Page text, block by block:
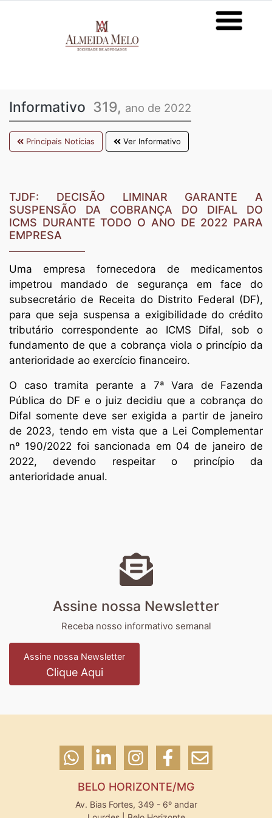
Informativo 319, ano de 2022
Principais Notícias Ver Informativo
TJDF: DECISÃO LIMINAR GARANTE A
SUSPENSÃO DA COBRANÇA DO DIFAL DO
ICMS DURANTE TODO O ANO DE 2022 PARA
EMPRESA
Uma empresa fornecedora de medicamentos
impetrou mandado de segurança em face do
subsecretário de Receita do Distrito Federal (DF),
para que seja suspensa a exigibilidade do crédito
tributário correspondente ao ICMS Difal, sob o
fundamento de que a cobrança viola o princípio da
anterioridade ao exercício financeiro.
O caso tramita perante a 7ª Vara de Fazenda
Pública do DF e o juiz decidiu que a cobrança do
Difal somente deve ser exigida a partir de janeiro
de 2023, tendo em vista que a Lei Complementar
nº 190/2022 foi sancionada em 04 de janeiro de
2022, devendo respeitar o princípio da
anterioridade anual.
Assine nossa Newsletter
Receba nosso informativo semanal
Assine nossa Newsletter
Clique Aqui
BELO HORIZONTE/MG
Av. Bias Fortes, 349 - 6º andar